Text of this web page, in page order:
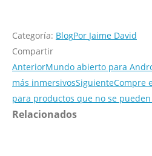
Categoría: BlogPor Jaime David
Compartir
AnteriorMundo abierto para
más inmersivosSiguienteCompre
para productos que no se
Relacionados